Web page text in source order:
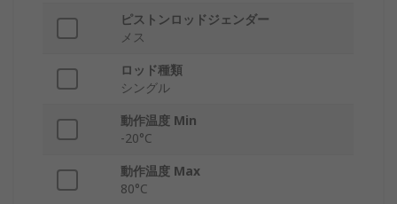
ピストンロッドジェンダー
メス
ロッド種類
シングル
動作温度 Min
-20°C
動作温度 Max
80°C